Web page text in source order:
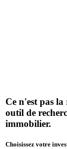
Ce n'est pas la
outil de
immobilier.
Choisissez votre